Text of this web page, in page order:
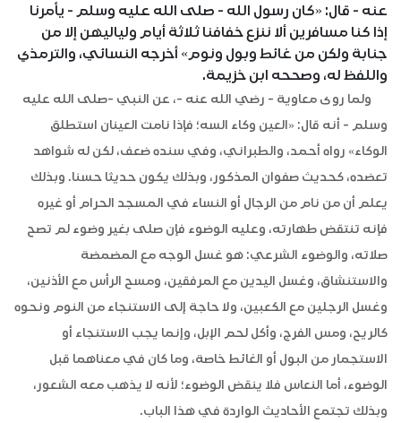
عنه - قال: «كان رسول الله - صلى الله عليه وسلم - يأمرنا
إذا كنا مسافرين ألا ننزع خفافنا ثلاثة أيام ولياليهن إلا من
جنابة ولكن من غائط وبول ونوم» أخرجه النسائي، والترمذي
واللفظ له، وصححه ابن خزيمة.
ولما روى معاوية - رضي الله عنه -، عن النبي -صلى الله عليه
وسلم - أنه قال: «العين وكاء السه؛ فإذا نامت العينان استطلق
الوكاء» رواه أحمد، والطبراني، وفي سنده ضعف، لكن له شواهد
تعضده، كحديث صفوان المذكور، وبذلك يكون حديثا حسنا. وبذلك
يعلم أن من نام من الرجال أو النساء في المسجد الحرام أو غيره
فإنه تنتقض طهارته، وعليه الوضوء فإن صلى بغير وضوء لم تصح
صلاته، والوضوء الشرعي: هو غسل الوجه مع المضمضة
والاستنشاق، وغسل اليدين مع المرفقين، ومسح الرأس مع الأذنين،
وغسل الرجلين مع الكعبين، ولا حاجة إلى الاستنجاء من النوم ونحوه
كالريح، ومس الفرج، وأكل لحم الإبل، وإنما يجب الاستنجاء أو
الاستجمار من البول أو الغائط خاصة، وما كان في معناهما قبل
الوضوء، أما النعاس فلا ينقض الوضوء؛ لأنه لا يذهب معه الشعور،
وبذلك تجتمع الأحاديث الواردة في هذا الباب.